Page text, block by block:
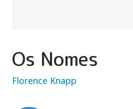
Os Nomes
Florence Knapp